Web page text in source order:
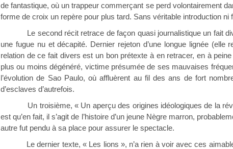
de fantastique, où un trappeur commerçant se perd volontairement
forme de croix un repère pour plus tard. Sans véritable introduction ni
Le second récit retrace de façon quasi journalistique un fait
une fugue nu et décapité. Dernier rejeton d’une longue lignée
relation de ce fait divers est un bon prétexte à en retracer, en à
plus ou moins dégénéré, victime présumée de ses mauvaises
l’évolution de Sao Paulo, où affluèrent au fil des ans de fort
d’esclaves d’autrefois.
Un troisième, « Un aperçu des origines idéologiques de la
est qu’en fait, il s’agit de l’histoire d’un jeune Nègre marron,
autre fut pendu à sa place pour assurer le spectacle.
Le dernier texte, « Les lions », n’a rien à voir avec ces